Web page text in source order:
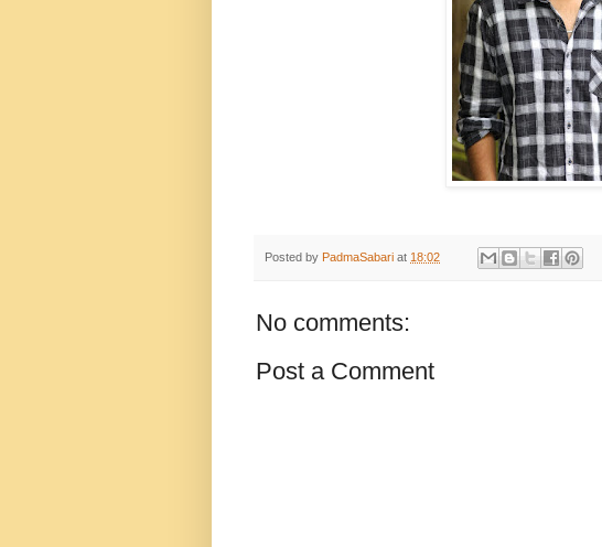
Posted by PadmaSabari at 18:02
No comments:
Post a Comment